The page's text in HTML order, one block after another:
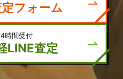
フォーム
時間受付
LINE査定